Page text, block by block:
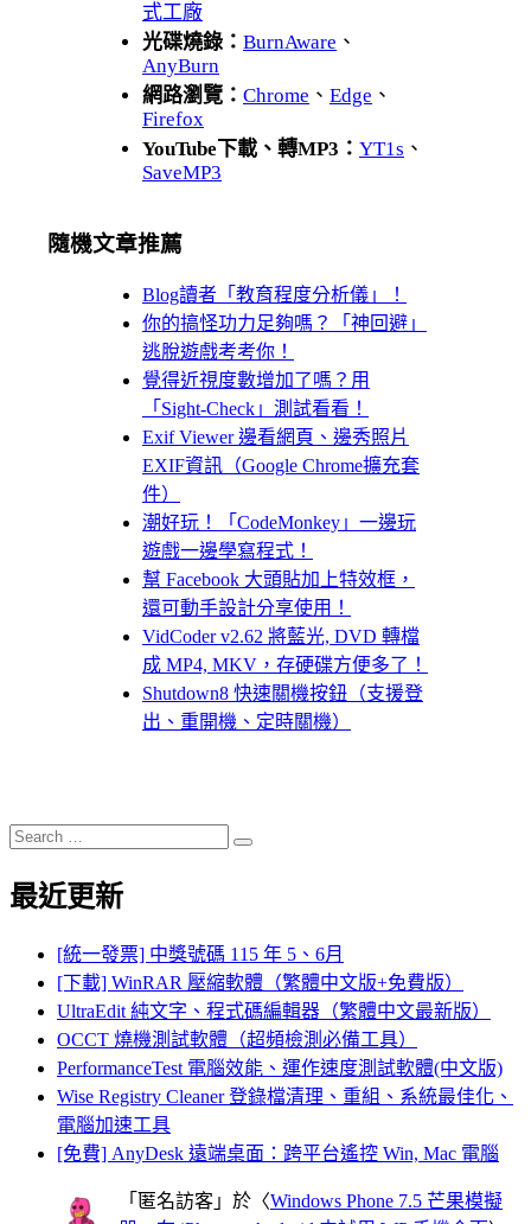
式工廠
光碟燒錄： BurnAware 、
AnyBurn
網路瀏覽： Chrome 、 Edge 、
Firefox
YouTube下載、轉MP3： YT1s 、
SaveMP3
隨機文章推薦
Blog讀者「教育程度分析儀」！
你的搞怪功力足夠嗎？「神回避」
逃脫遊戲考考你！
覺得近視度數增加了嗎？用
「Sight-Check」測試看看！
Exif Viewer 邊看網頁、邊秀照片
EXIF資訊（Google Chrome擴充套
件）
潮好玩！「CodeMonkey」一邊玩
遊戲一邊學寫程式！
幫 Facebook 大頭貼加上特效框，
還可動手設計分享使用！
VidCoder v2.62 將藍光, DVD 轉檔
成 MP4, MKV，存硬碟方便多了！
Shutdown8 快速關機按鈕（支援登
出、重開機、定時關機）
Search
for:
Search
最近更新
[統一發票] 中獎號碼 115 年 5、6月
[下載] WinRAR 壓縮軟體（繁體中文版+免費版）
UltraEdit 純文字、程式碼編輯器（繁體中文最新版）
OCCT 燒機測試軟體（超頻檢測必備工具）
PerformanceTest 電腦效能、運作速度測試軟體(中文版)
Wise Registry Cleaner 登錄檔清理、重組、系統最佳化、
電腦加速工具
[免費] AnyDesk 遠端桌面：跨平台遙控 Win, Mac 電腦
「 匿名訪客 」於〈Windows Phone 7.5 芒果模擬